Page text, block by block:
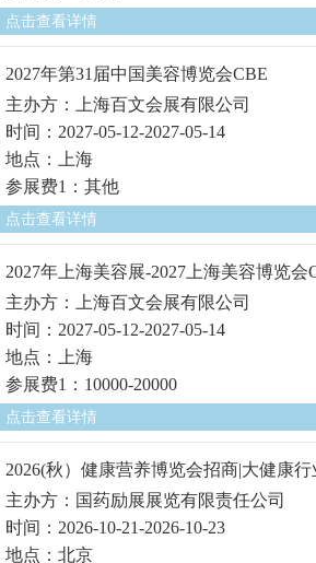
点击查看详情
2027年第31届中国美容博览会CBE
主办方：上海百文会展有限公司
时间：2027-05-12-2027-05-14
地点：上海
参展费1：其他
点击查看详情
2027年上海美容展-2027上海美容博览会
主办方：上海百文会展有限公司
时间：2027-05-12-2027-05-14
地点：上海
参展费1：10000-20000
点击查看详情
2026(秋）健康营养博览会招商|大健康
主办方：国药励展展览有限责任公司
时间：2026-10-21-2026-10-23
地点：北京